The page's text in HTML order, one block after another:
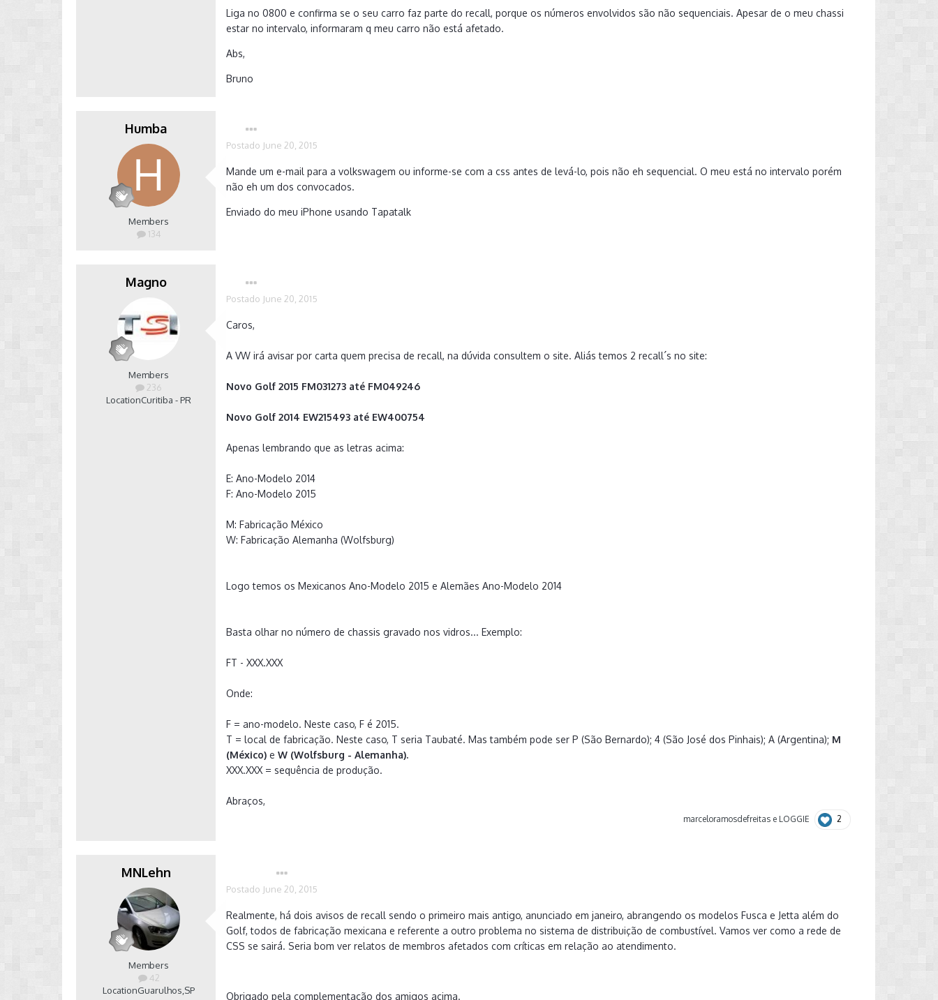
Liga no 0800 e confirma se o seu carro faz parte do recall, porque os números envolvidos são não sequenciais. Apesar de o meu chassi
estar no intervalo, informaram q meu carro não está afetado.
Abs,
Bruno
Humba
Members
134
Postado June 20, 2015
Mande um e-mail para a volkswagem ou informe-se com a css antes de levá-lo, pois não eh sequencial. O meu está no intervalo porém
não eh um dos convocados.
Enviado do meu iPhone usando Tapatalk
Magno
Members
236
LocationCuritiba - PR
Postado June 20, 2015
Caros,
A VW irá avisar por carta quem precisa de recall, na dúvida consultem o site. Aliás temos 2 recall´s no site:
Novo Golf 2015 FM031273 até FM049246
Novo Golf 2014 EW215493 até EW400754
Apenas lembrando que as letras acima:
E: Ano-Modelo 2014
F: Ano-Modelo 2015
M: Fabricação México
W: Fabricação Alemanha (Wolfsburg)
Logo temos os Mexicanos Ano-Modelo 2015 e Alemães Ano-Modelo 2014
Basta olhar no número de chassis gravado nos vidros... Exemplo:
FT - XXX.XXX
Onde:
F = ano-modelo. Neste caso, F é 2015.
T = local de fabricação. Neste caso, T seria Taubaté. Mas também pode ser P (São Bernardo); 4 (São José dos Pinhais); A (Argentina); M
(México) e W (Wolfsburg - Alemanha).
XXX.XXX = sequência de produção.
Abraços,
marceloramosdefreitas e LOGGIE 2
MNLehn
Members
42
LocationGuarulhos,SP
Postado June 20, 2015
Realmente, há dois avisos de recall sendo o primeiro mais antigo, anunciado em janeiro, abrangendo os modelos Fusca e Jetta além do
Golf, todos de fabricação mexicana e referente a outro problema no sistema de distribuição de combustível. Vamos ver como a rede de
CSS se sairá. Seria bom ver relatos de membros afetados com críticas em relação ao atendimento.
Obrigado pela complementação dos amigos acima.